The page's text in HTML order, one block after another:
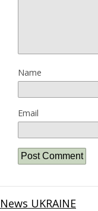
Name
Email
News UKRAINE